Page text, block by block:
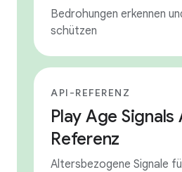
Bedrohungen erkennen
schützen
API-REFERENZ
Play Age Signals
Referenz
Altersbezogene Signale